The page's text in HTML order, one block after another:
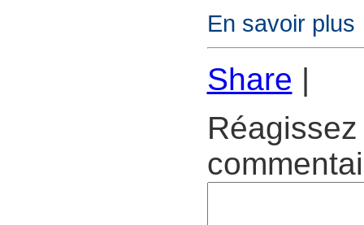
En savoir plus
Share |